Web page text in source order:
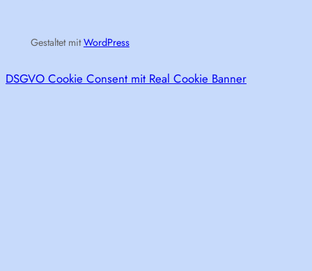
Gestaltet mitWordPress
DSGVO Cookie Consent mit Real Cookie Banner